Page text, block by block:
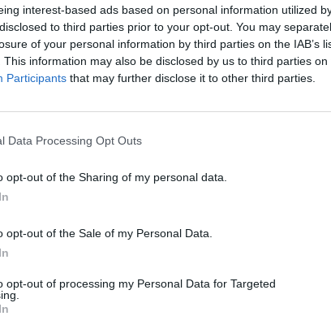
interest-based ads based on personal information utilized
to third parties prior to your opt-out. You may
of your personal information by third parties on the IAB’s
This information may also be disclosed by us to third parties on
Participants that may further disclose it to other third parties.
Data Processing Opt Outs
opt-out of the Sharing of my personal data.
opt-out of the Sale of my Personal Data.
opt-out of processing my Personal Data for Targeted
mint ahány kollégiumi férőhely összesen van
hány kollégiumi férőhely jut a hallgatókra, a térítési díj
9300 és 25 500 forint között mozognak a vizsgált